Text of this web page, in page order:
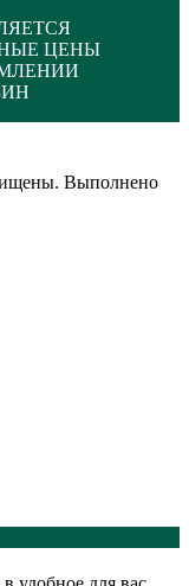
ЦЕНЫ
Выполнено